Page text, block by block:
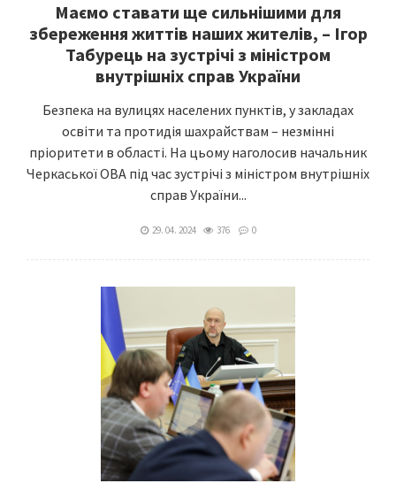
Маємо ставати ще сильнішими для
збереження життів наших жителів, – Ігор
Табурець на зустрічі з міністром
внутрішніх справ України
Безпека на вулицях населених пунктів, у закладах
освіти та протидія шахрайствам – незмінні
пріоритети в області. На цьому наголосив начальник
Черкаської ОВА під час зустрічі з міністром внутрішніх
справ України...
29. 04. 2024 376 0